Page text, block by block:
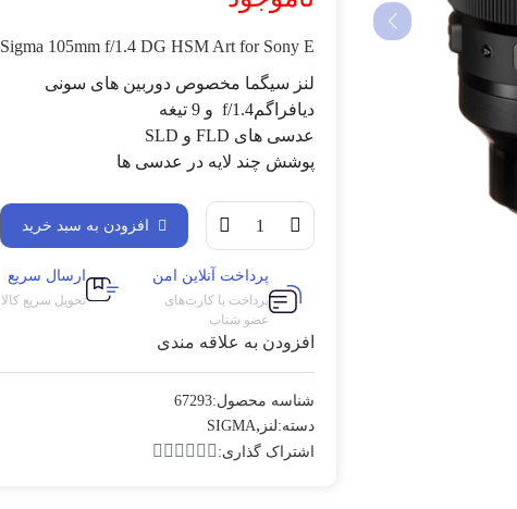
Sigma 105mm f/1.4 DG HSM Art for Sony E
لنز سیگما مخصوص دوربین های سونی
دیافراگمf/1.4 و 9 تیغه
عدسی های FLD و SLD
پوشش چند لایه در عدسی ها
افزودن به سبد خرید
پرداخت آنلاین امن
پرداخت با کارت‌های
عضو شتاب
ارسال سریع
تحویل سریع کالا
افزودن به علاقه مندی
شناسه محصول:67293
دسته:لنز ,
SIGMA
اشتراک گذاری: